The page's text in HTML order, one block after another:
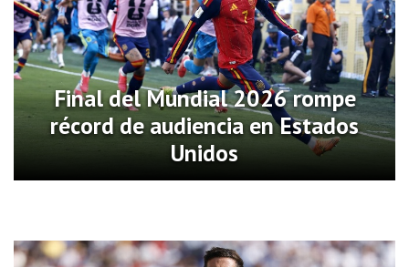
Final del Mundial 2026 rompe
récord de audiencia en Estados
Unidos